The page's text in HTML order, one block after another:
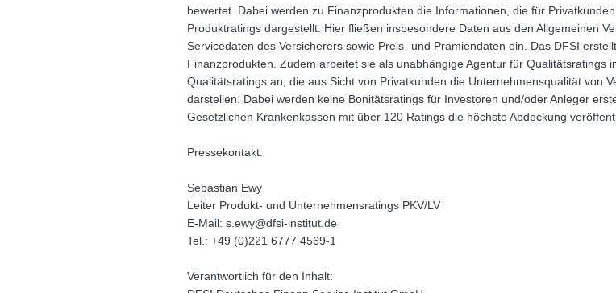
bewertet. Dabei werden zu Finanzprodukten die Informationen, die für
Produktratings dargestellt. Hier fließen insbesondere Daten aus den Allgemeinen
Servicedaten des Versicherers sowie Preis- und Prämiendaten ein. Das DFSI
Finanzprodukten. Zudem arbeitet sie als unabhängige Agentur für Qualitätsratings
Qualitätsratings an, die aus Sicht von Privatkunden die Unternehmensqualität von
darstellen. Dabei werden keine Bonitätsratings für Investoren und/oder Anleger
Gesetzlichen Krankenkassen mit über 120 Ratings die höchste Abdeckung
Pressekontakt:
Sebastian Ewy
Leiter Produkt- und Unternehmensratings PKV/LV
E-Mail: s.ewy@dfsi-institut.de
Tel.: +49 (0)221 6777 4569-1
Verantwortlich für den Inhalt: